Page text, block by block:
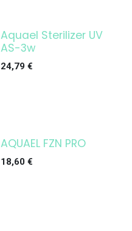
¡OFERTA!
Aquael Sterilizer UV
AS-3w
24,79 €
¡OFERTA!
AQUAEL FZN PRO
18,60€